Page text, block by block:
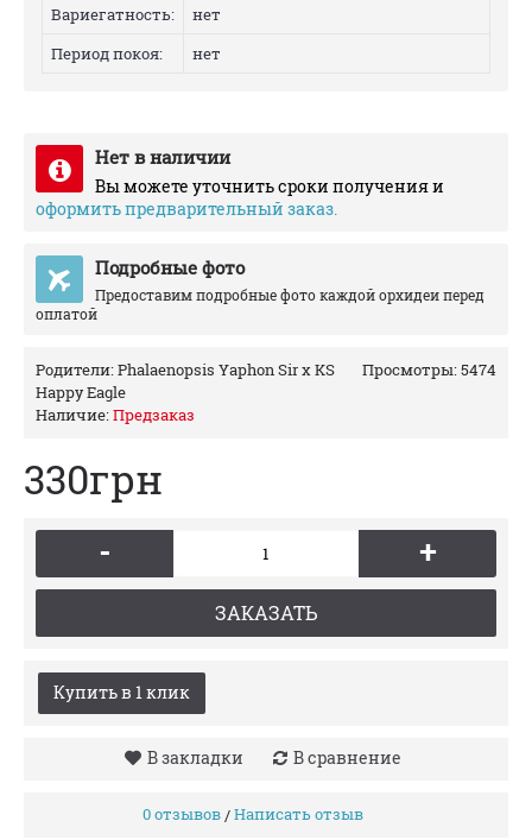
Вариегатность:
нет
Период покоя:
нет
Нет в наличии
Вы можете уточнить сроки получения и
оформить предварительный заказ.
Подробные фото
Предоставим подробные фото каждой орхидеи перед
оплатой
Просмотры: 5474
Родители:Phalaenopsis Yaphon Sir x KS
Happy Eagle
Наличие:Предзаказ
330грн
- +
ЗАКАЗАТЬ
Купить в 1 клик
В закладки В сравнение
0 отзывов/Написать отзыв